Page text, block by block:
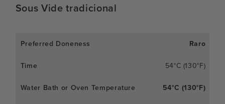
Sous Vide tradicional
Raro
54°C (130°F)
54°C (130°F)